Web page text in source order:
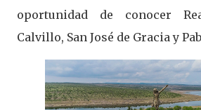
oportunidad de conocer
Calvillo, San José de Gracia y